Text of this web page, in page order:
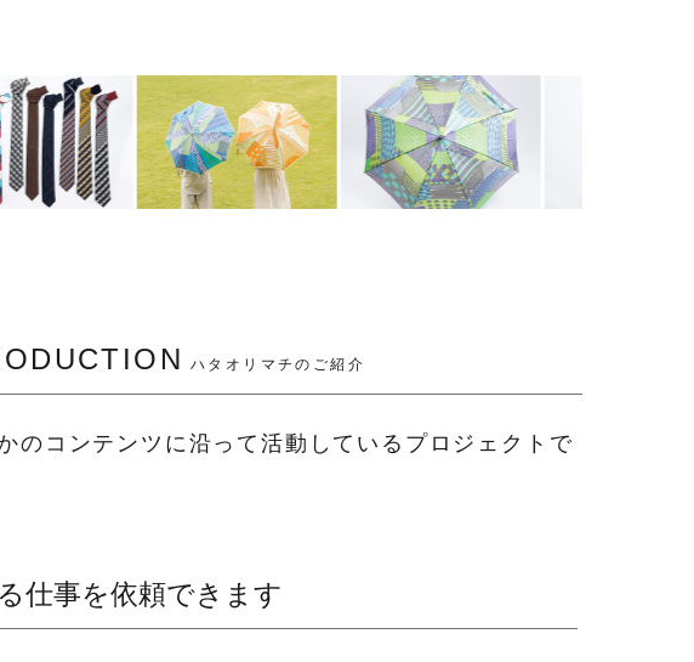
ハタオリマチのご紹介
のコンテンツに沿って活動しているプロジェクトで
仕事を依頼できます